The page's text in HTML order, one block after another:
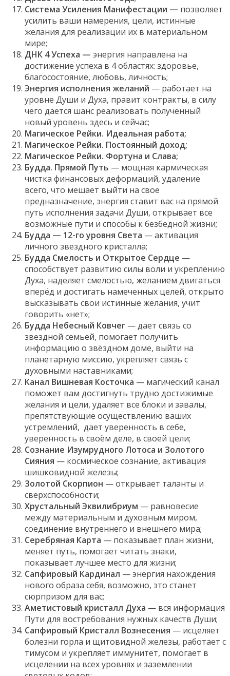
Система Усиления Манифестации — позволяет
усилить ваши намерения, цели, истинные
желания для реализации их в материальном
мире;
ДНК 4 Успеха — энергия направлена на
достижение успеха в 4 областях: здоровье,
благосостояние, любовь, личность;
Энергия исполнения желаний — работает на
уровне Души и Духа, правит контракты, в силу
чего дается шанс реализовать полученный
новый уровень здесь и сейчас;
Магическое Рейки. Идеальная работа;
Магическое Рейки. Постоянный доход;
Магическое Рейки. Фортуна и Слава;
Будда. Прямой Путь — мощная кармическая
чистка финансовых деформаций, удаление
всего, что мешает выйти на свое
предназначение, энергия ставит вас на прямой
путь исполнения задачи Души, открывает все
возможные пути и способы к безбедной жизни;
Будда — 12-го уровня Света — активация
личного звездного кристалла;
Будда Смелость и Открытое Сердце —
способствует развитию силы воли и укреплению
Духа, наделяет смелостью, желанием двигаться
вперёд и достигать намеченных целей, открыто
высказывать свои истинные желания, учит
говорить «нет»;
Будда Небесный Ковчег — дает связь со
звездной семьей, помогает получить
информацию о звёздном доме, выйти на
планетарную миссию, укрепляет связь с
духовными наставниками;
Канал Вишневая Косточка — магический канал
поможет вам достигнуть трудно достижимые
желания и цели, удаляет все блоки и завалы,
препятствующие осуществлению ваших
устремлений, дает уверенность в себе,
уверенность в своём деле, в своей цели;
Сознание Изумрудного Лотоса и Золотого
Сияния — космическое сознание, активация
шишковидной железы;
Золотой Скорпион — открывает таланты и
сверхспособности;
Хрустальный Эквилибриум — равновесие
между материальным и духовным миром,
соединение внутреннего и внешнего мира;
Серебряная Карта — показывает план жизни,
меняет путь, помогает читать знаки,
показывает лучшее место для жизни;
Сапфировый Кардинал — энергия нахождения
нового образа себя, возможно, это станет
сюрпризом для вас;
Аметистовый кристалл Духа — вся информация
Пути для востребования нужных качеств Души;
Сапфировый Кристалл Вознесения — исцеляет
болезни горла и щитовидной железы, работает с
тимусом и укрепляет иммунитет, помогает в
исцелении на всех уровнях и заземлении